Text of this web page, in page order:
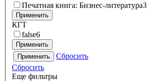
Печатная книга: Бизнес-литература3
Применить
КГТ
false6
Применить
Применить
Сбросить
Сбросить
Еще фильтры